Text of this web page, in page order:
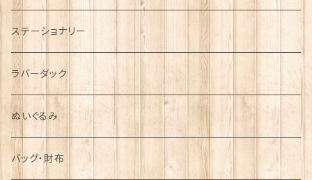
運動＆人物
シンボル
ステーショナリー
ラバーダック
ぬいぐるみ
バッグ・財布